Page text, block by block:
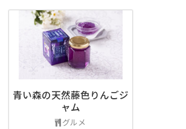
青い森の天然藤色りんごジ
ャム
グルメ